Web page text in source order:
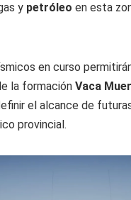
y petróleo en esta
en curso
la formación Vaca
el alcance de
provincial.